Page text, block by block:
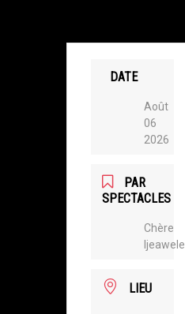
DATE
Août
06
2026
PAR
SPECTACLES
Chère
Ijeawele
LIEU